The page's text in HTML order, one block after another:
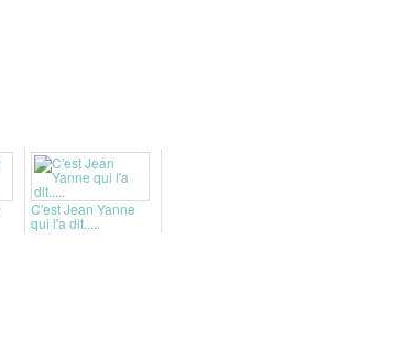
C'est Jean Yanne
qui l'a dit.....